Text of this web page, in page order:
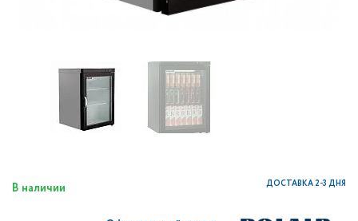
В наличии ДОСТАВКА 2-3 ДНЯ